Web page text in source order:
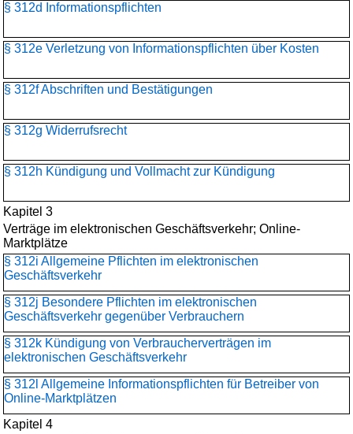
§ 312d Informationspflichten
§ 312e Verletzung von Informationspflichten über Kosten
§ 312f Abschriften und Bestätigungen
§ 312g Widerrufsrecht
§ 312h Kündigung und Vollmacht zur Kündigung
Kapitel 3
Verträge im elektronischen Geschäftsverkehr; Online-
Marktplätze
§ 312i Allgemeine Pflichten im elektronischen
Geschäftsverkehr
§ 312j Besondere Pflichten im elektronischen
Geschäftsverkehr gegenüber Verbrauchern
§ 312k Kündigung von Verbraucherverträgen im
elektronischen Geschäftsverkehr
§ 312l Allgemeine Informationspflichten für Betreiber von
Online-Marktplätzen
Kapitel 4